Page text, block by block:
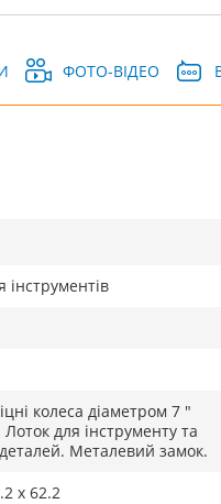
ФОТО-ВІДЕО
колеса діаметром 7 "
для інструменту та
Металевий замок.
х 62.2